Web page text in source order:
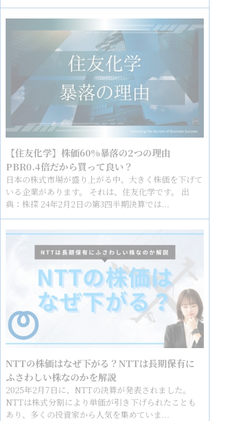
【住友化学】株価60%暴落の2つの理由
PBR0.4倍だから買って良い？
日本の株式市場が盛り上がる中、大きく株価を下げて
いる企業があります。 それは、住友化学です。 出
典：株探 24年2月2日の第3四半期決算では...
NTTの株価はなぜ下がる？NTTは長期保有に
ふさわしい株なのかを解説
2025年2月7日に、NTTの決算が発表されました。
NTTは株式分割により単価が引き下げられたことも
あり、多くの投資家から人気を集めていま...